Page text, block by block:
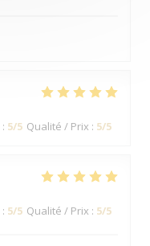
: 5/5 Qualité / Prix : 5/5
: 5/5 Qualité / Prix : 5/5